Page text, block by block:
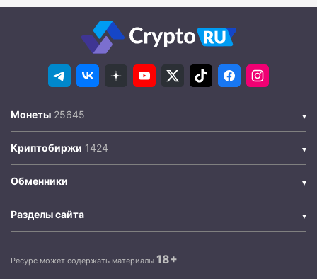
Монеты
Криптобиржи
Обменники
Разделы сайта
Ресурс может содержать материалы 18+